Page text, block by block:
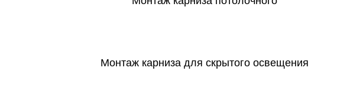
Монтаж карниза для скрытого освещения